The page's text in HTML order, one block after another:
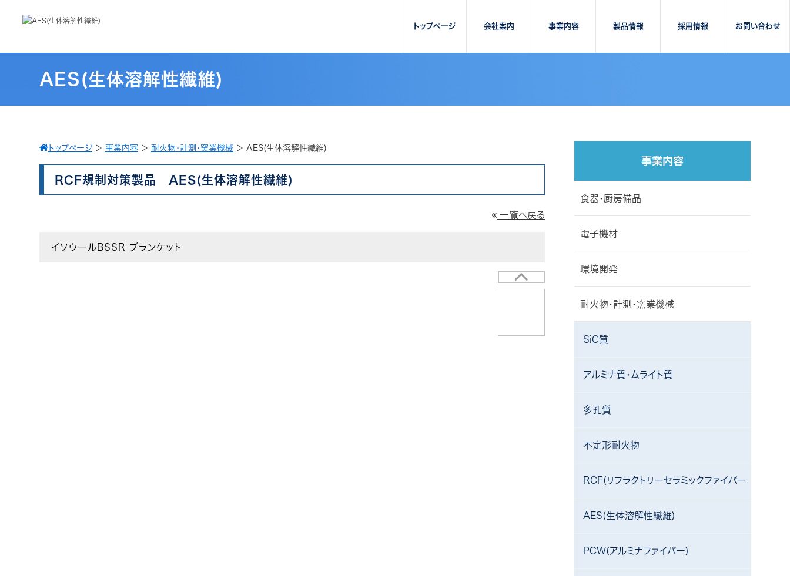
トップページ 会社案内 事業内容 製品情報 採用情報 お問い合わせ
AES(生体溶解性繊維)
トップページ ＞ 事業内容 ＞ 耐火物・計測・窯業機械 ＞ AES(生体溶解性繊維)
RCF規制対策製品 AES(生体溶解性繊維)
一覧へ戻る
イソウールBSSR ブランケット
事業内容
食器・厨房備品
電子機材
環境開発
耐火物・計測・窯業機械
SiC質
アルミナ質・ムライト質
多孔質
不定形耐火物
RCF(リフラクトリーセラミックファイバー)
AES(生体溶解性繊維)
PCW(アルミナファイバー)